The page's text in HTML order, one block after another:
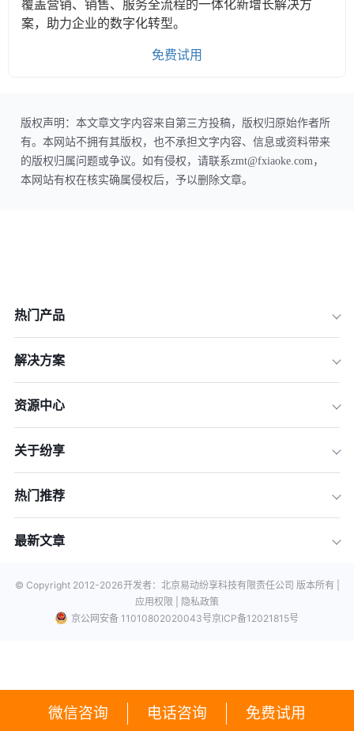
微信咨询 电话咨询 免费试用
覆盖营销、销售、服务全流程的一体化新增长解决方
案，助力企业的数字化转型。
免费试用
版权声明：本文章文字内容来自第三方投稿，版权归原始作者所
有。本网站不拥有其版权，也不承担文字内容、信息或资料带来
的版权归属问题或争议。如有侵权，请联系zmt@fxiaoke.com，
本网站有权在核实确属侵权后，予以删除文章。
热门产品
解决方案
资源中心
关于纷享
热门推荐
最新文章
© Copyright 2012-2026开发者：北京易动纷享科技有限责任公司 版本所有 |
应用权限 |
隐私政策
京公网安备 11010802020043号京ICP备12021815号